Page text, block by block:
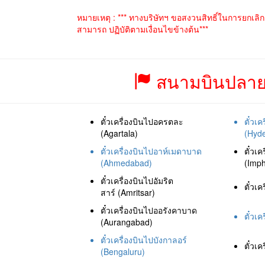
หมายเหตุ : *** ทางบริษัทฯ ขอสงวนสิทธิ์ในการยกเ
สามารถ ปฏิบัติตามเงื่อนไขข้างต้น***
สนามบินปลา
ตั๋วเครื่องบินไปอครตละ
(Agartala)
ตั๋วเ
ตั๋วเครื่องบินไปอาห์เมดาบาด
(Ahmedabad)
ตั๋วเ
ตั๋วเครื่องบินไปอัมริต
สาร์ (Amritsar)
ตั๋วเ
ตั๋วเครื่องบินไปออรังคาบาด
(Aurangabad)
ตั๋วเ
ตั๋วเครื่องบินไปบังกาลอร์
(Bengaluru)
ตั๋วเ